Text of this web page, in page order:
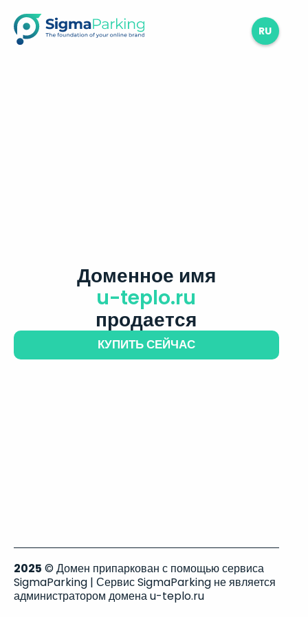
RU
Доменное имя
u-teplo.ru
продается
КУПИТЬ СЕЙЧАС
2025 © Домен припаркован с помощью сервиса
SigmaParking | Сервис SigmaParking не является
администратором домена u-teplo.ru